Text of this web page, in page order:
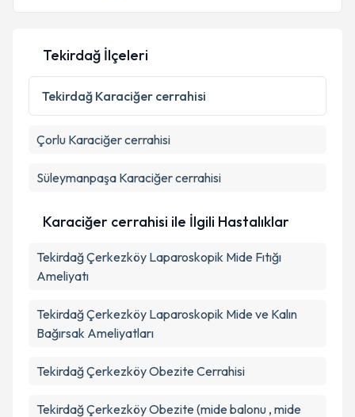
Tekirdağ İlçeleri
Tekirdağ Karaciğer cerrahisi
Çorlu Karaciğer cerrahisi
Süleymanpaşa Karaciğer cerrahisi
Karaciğer cerrahisi ile İlgili Hastalıklar
Tekirdağ Çerkezköy Laparoskopik Mide Fıtığı
Ameliyatı
Tekirdağ Çerkezköy Laparoskopik Mide ve Kalın
Bağırsak Ameliyatları
Tekirdağ Çerkezköy Obezite Cerrahisi
Tekirdağ Çerkezköy Obezite (mide balonu , mide